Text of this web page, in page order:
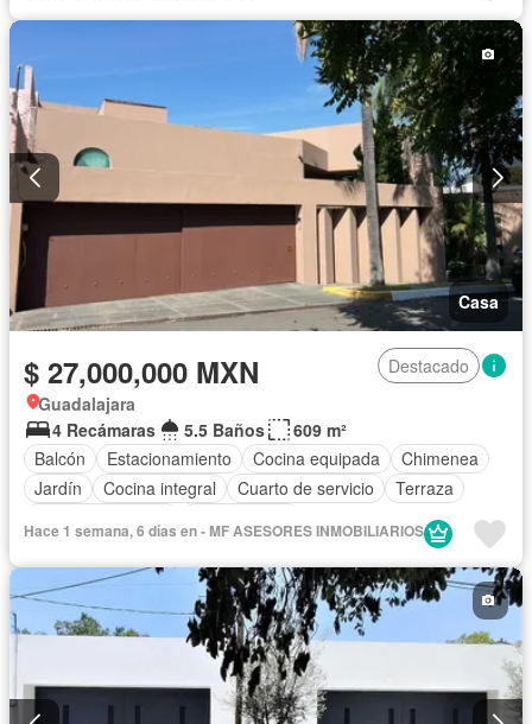
Casa
$ 27,000,000 MXN
Destacado
Guadalajara
4 Recámaras
5.5 Baños
609 m²
Balcón
Estacionamiento Cocina equipada
Chimenea
Jardín
Cocina integral Cuarto de servicio
Terraza
Hace 1 semana, 6 días en - MF ASESORES INMOBILIARIOS